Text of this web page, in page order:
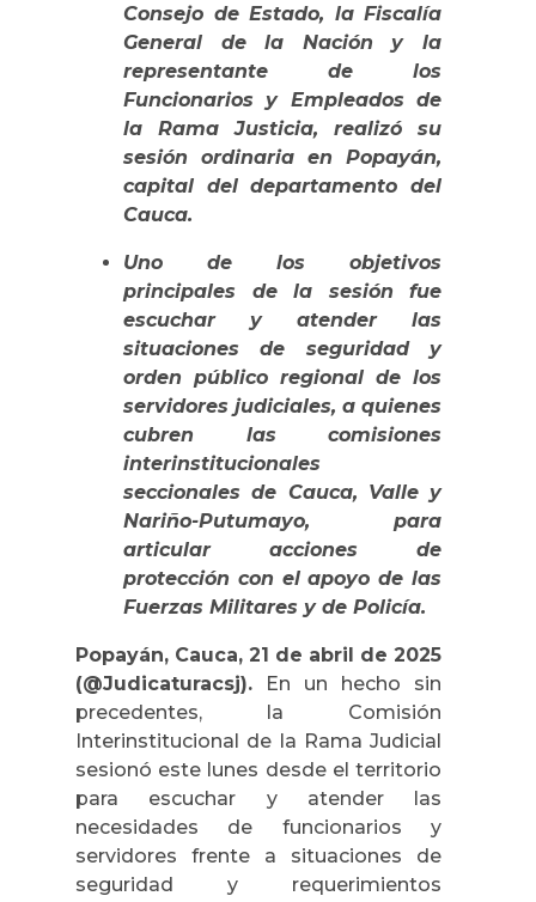
Consejo de Estado, la Fiscalía
General de la Nación y la
representante de los
Funcionarios y Empleados de
la Rama Justicia, realizó su
sesión ordinaria en Popayán,
capital del departamento del
Cauca.
Uno de los objetivos
principales de la sesión fue
escuchar y atender las
situaciones de seguridad y
orden público regional de los
servidores judiciales, a quienes
cubren las comisiones
interinstitucionales
seccionales de Cauca, Valle y
Nariño-Putumayo, para
articular acciones de
protección con el apoyo de las
Fuerzas Militares y de Policía.
Popayán, Cauca, 21 de abril de 2025
(@Judicaturacsj). En un hecho sin
precedentes, la Comisión
Interinstitucional de la Rama Judicial
sesionó este lunes desde el territorio
para escuchar y atender las
necesidades de funcionarios y
servidores frente a situaciones de
seguridad y requerimientos